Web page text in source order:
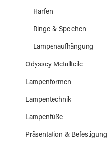
Harfen
Ringe & Speichen
Lampenaufhängung
Odyssey Metallteile
Lampenformen
Lampentechnik
Lampenfüße
Präsentation & Befestigung